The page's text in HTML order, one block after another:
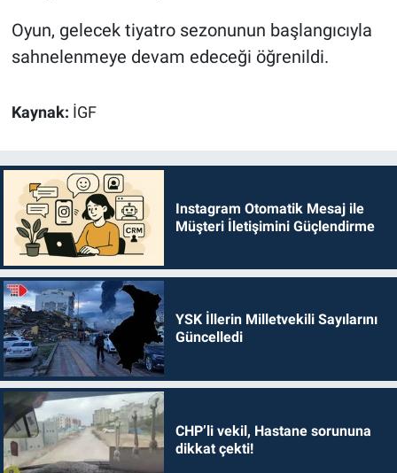
Oyun, gelecek tiyatro sezonunun başlangıcıyla
sahnelenmeye devam edeceği öğrenildi.
Kaynak: İGF
Instagram Otomatik Mesaj ile
Müşteri İletişimini Güçlendirme
YSK İllerin Milletvekili Sayılarını
Güncelledi
CHP’li vekil, Hastane sorununa
dikkat çekti!